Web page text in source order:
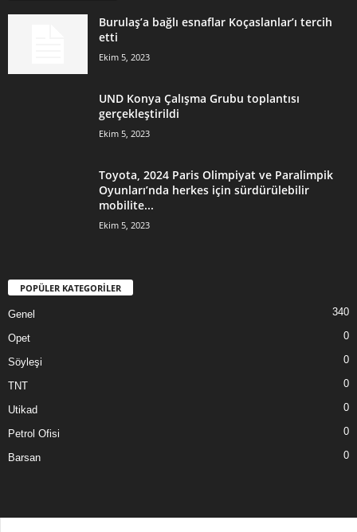
Burulaş’a bağlı esnaflar Koçaslanlar’ı tercih
etti
Ekim 5, 2023
UND Konya Çalışma Grubu toplantısı
gerçekleştirildi
Ekim 5, 2023
Toyota, 2024 Paris Olimpiyat ve Paralimpik
Oyunları’nda herkes için sürdürülebilir
mobilite...
Ekim 5, 2023
POPÜLER KATEGORİLER
Genel 340
Opet 0
Söyleşi 0
TNT 0
Utikad 0
Petrol Ofisi 0
Barsan 0